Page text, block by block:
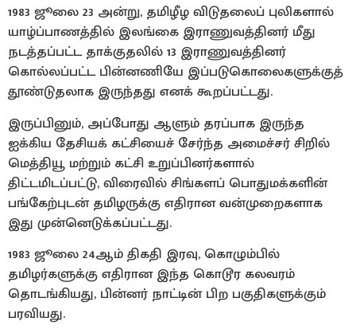
1983 ஜூலை 23 அன்று, தமிழீழ விடுதலைப் புலிகளால்
யாழ்ப்பாணத்தில் இலங்கை இராணுவத்தினர் மீது
நடத்தப்பட்ட தாக்குதலில் 13 இராணுவத்தினர்
கொல்லப்பட்ட பின்னணியே இப்படுகொலைகளுக்குத்
தூண்டுதலாக இருந்தது எனக் கூறப்பட்டது.
இருப்பினும், அப்போது ஆளும் தரப்பாக இருந்த
ஐக்கிய தேசியக் கட்சியைச் சேர்ந்த அமைச்சர் சிறில்
மெத்தியூ மற்றும் கட்சி உறுப்பினர்களால்
திட்டமிடப்பட்டு, விரைவில் சிங்களப் பொதுமக்களின்
பங்கேற்புடன் தமிழருக்கு எதிரான வன்முறைகளாக
இது முன்னெடுக்கப்பட்டது.
1983 ஜூலை 24ஆம் திகதி இரவு, கொழும்பில்
தமிழர்களுக்கு எதிரான இந்த கொடூர கலவரம்
தொடங்கியது, பின்னர் நாட்டின் பிற பகுதிகளுக்கும்
பரவியது.